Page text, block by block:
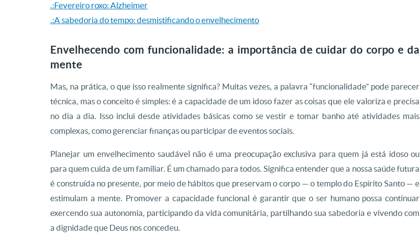
.:Fevereiro roxo: Alzheimer
.:A sabedoria do tempo: desmistificando o envelhecimento
Envelhecendo com funcionalidade: a importância de cuidar do corpo e da
mente
Mas, na prática, o que isso realmente significa? Muitas vezes, a palavra “funcionalidade” pode parecer
técnica, mas o conceito é simples: é a capacidade de um idoso fazer as coisas que ele valoriza e precisa
no dia a dia. Isso inclui desde atividades básicas como se vestir e tomar banho até atividades mais
complexas, como gerenciar finanças ou participar de eventos sociais.
Planejar um envelhecimento saudável não é uma preocupação exclusiva para quem já está idoso ou
para quem cuida de um familiar. É um chamado para todos. Significa entender que a nossa saúde futura
é construída no presente, por meio de hábitos que preservam o corpo — o templo do Espírito Santo — e
estimulam a mente. Promover a capacidade funcional é garantir que o ser humano possa continuar
exercendo sua autonomia, participando da vida comunitária, partilhando sua sabedoria e vivendo com
a dignidade que Deus nos concedeu.
Vida De Jonas Abib